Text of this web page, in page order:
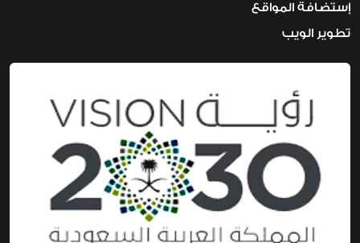
إستضافة المواقع
تطوير الويب